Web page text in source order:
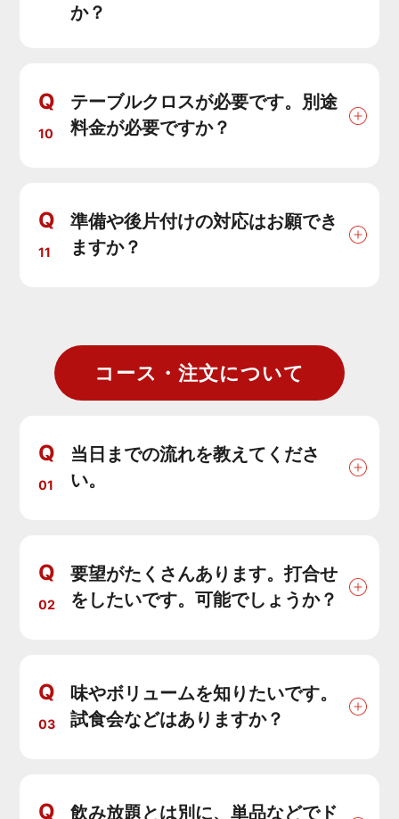
か？
Q
10
テーブルクロスが必要です。別途
料金が必要ですか？
Q
11
準備や後片付けの対応はお願でき
ますか？
コース・注文について
Q
01
当日までの流れを教えてくださ
い。
Q
02
要望がたくさんあります。打合せ
をしたいです。可能でしょうか？
Q
03
味やボリュームを知りたいです。
試食会などはありますか？
Q
飲み放題とは別に、単品などでド